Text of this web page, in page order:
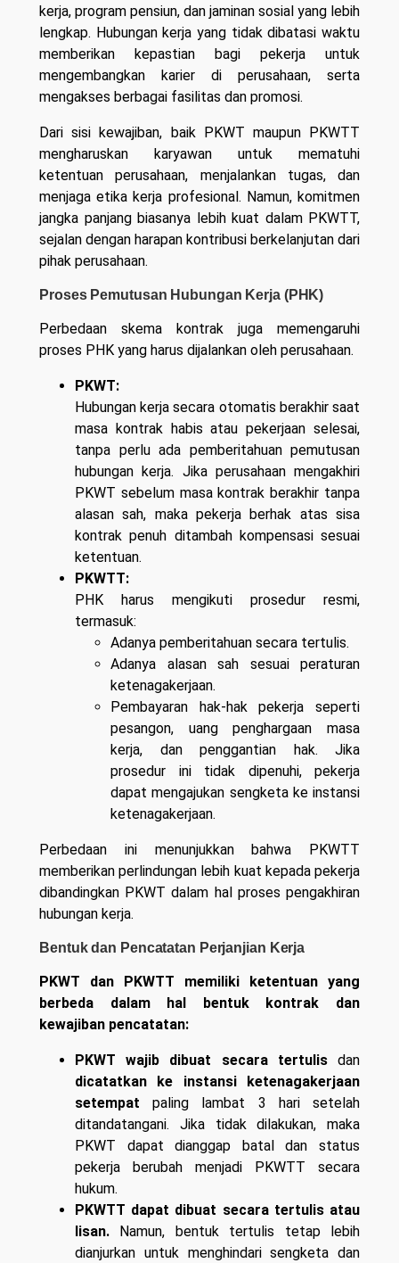
kerja, program pensiun, dan jaminan sosial yang lebih
lengkap. Hubungan kerja yang tidak dibatasi waktu
memberikan kepastian bagi pekerja untuk
mengembangkan karier di perusahaan, serta
mengakses berbagai fasilitas dan promosi.
Dari sisi kewajiban, baik PKWT maupun PKWTT
mengharuskan karyawan untuk mematuhi
ketentuan perusahaan, menjalankan tugas, dan
menjaga etika kerja profesional. Namun, komitmen
jangka panjang biasanya lebih kuat dalam PKWTT,
sejalan dengan harapan kontribusi berkelanjutan dari
pihak perusahaan.
Proses Pemutusan Hubungan Kerja (PHK)
Perbedaan skema kontrak juga memengaruhi
proses PHK yang harus dijalankan oleh perusahaan.
PKWT:
Hubungan kerja secara otomatis berakhir saat
masa kontrak habis atau pekerjaan selesai,
tanpa perlu ada pemberitahuan pemutusan
hubungan kerja. Jika perusahaan mengakhiri
PKWT sebelum masa kontrak berakhir tanpa
alasan sah, maka pekerja berhak atas sisa
kontrak penuh ditambah kompensasi sesuai
ketentuan.
PKWTT:
PHK harus mengikuti prosedur resmi,
termasuk:
Adanya pemberitahuan secara tertulis.
Adanya alasan sah sesuai peraturan
ketenagakerjaan.
Pembayaran hak-hak pekerja seperti
pesangon, uang penghargaan masa
kerja, dan penggantian hak. Jika
prosedur ini tidak dipenuhi, pekerja
dapat mengajukan sengketa ke instansi
ketenagakerjaan.
Perbedaan ini menunjukkan bahwa PKWTT
memberikan perlindungan lebih kuat kepada pekerja
dibandingkan PKWT dalam hal proses pengakhiran
hubungan kerja.
Bentuk dan Pencatatan Perjanjian Kerja
PKWT dan PKWTT memiliki ketentuan yang
berbeda dalam hal bentuk kontrak dan
kewajiban pencatatan:
PKWT wajib dibuat secara tertulisdan
dicatatkan ke instansi ketenagakerjaan
setempat paling lambat 3 hari setelah
ditandatangani. Jika tidak dilakukan, maka
PKWT dapat dianggap batal dan status
pekerja berubah menjadi PKWTT secara
hukum.
PKWTT dapat dibuat secara tertulis atau
lisan. Namun, bentuk tertulis tetap lebih
dianjurkan untuk menghindari sengketa dan